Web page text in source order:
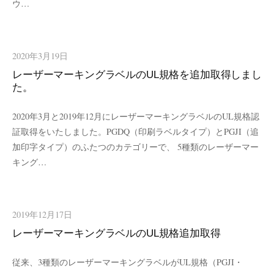
ウ…
2020年3月19日
レーザーマーキングラベルのUL規格を追加取得しまし
た。
2020年3月と2019年12月にレーザーマーキングラベルのUL規格認
証取得をいたしました。PGDQ（印刷ラベルタイプ）とPGJI（追
加印字タイプ）のふたつのカテゴリーで、 5種類のレーザーマー
キング…
2019年12月17日
レーザーマーキングラベルのUL規格追加取得
従来、3種類のレーザーマーキングラベルがUL規格（PGJI・